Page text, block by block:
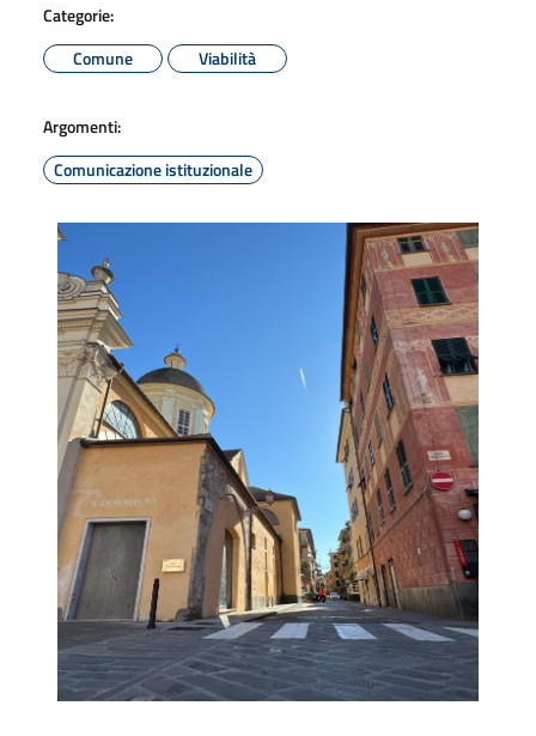
Categorie:
Comune
Viabilità
Argomenti:
Comunicazione istituzionale